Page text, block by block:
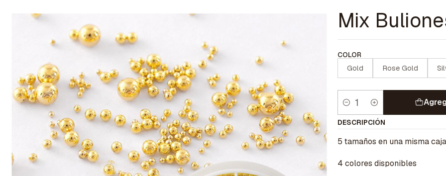
Mix
COLOR
Gold
Rose Gold
Cantidad
DESCRIPCIÓN
5 tamaños en una misma caja
4 colores disponibles